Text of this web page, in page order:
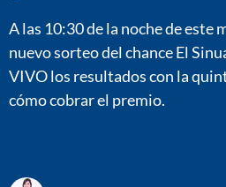
A las 10:30 de la noche de este
nuevo sorteo del chance El
VIVO los resultados con la
cómo cobrar el premio.